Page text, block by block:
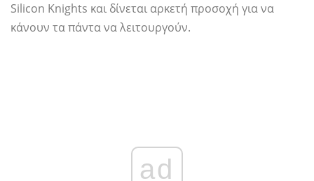
Silicon Knights και δίνεται αρκετή προσοχή για να
κάνουν τα πάντα να λειτουργούν.
ad